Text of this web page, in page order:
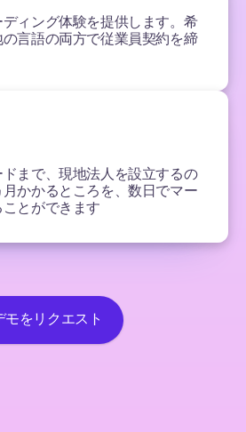
ィング体験を提供します。希
言語の両方で従業員契約を締
まで、現地法人を設立するの
かかるところを、数日でマー
とができます
モをリクエスト